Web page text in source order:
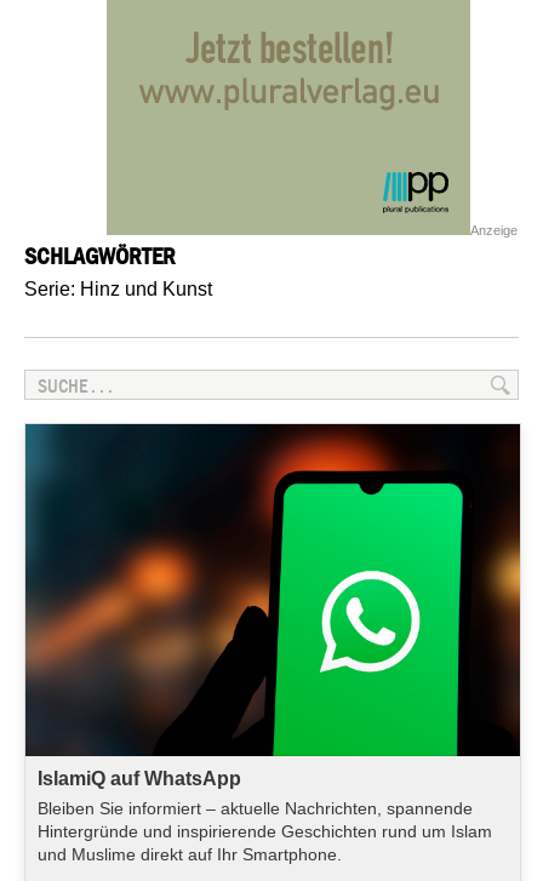
Anzeige
SCHLAGWÖRTER
Serie: Hinz und Kunst
IslamiQ auf WhatsApp
Bleiben Sie informiert – aktuelle Nachrichten, spannende
Hintergründe und inspirierende Geschichten rund um Islam
und Muslime direkt auf Ihr Smartphone.